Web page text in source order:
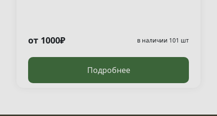
от 1000₽ в наличии 101 шт
Подробнее